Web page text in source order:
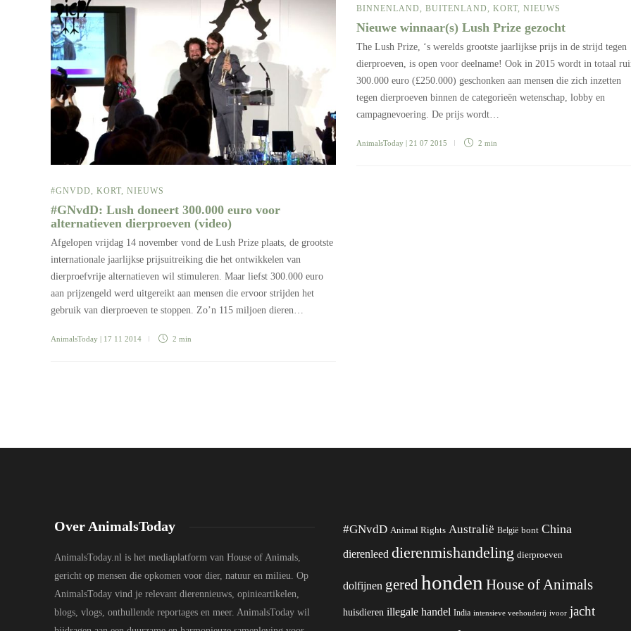
BINNENLAND, BUITENLAND, KORT, NIEUWS
Nieuwe winnaar(s) Lush Prize gezocht
The Lush Prize, ‘s werelds grootste jaarlijkse prijs in de strijd tegen
dierproeven, is open voor deelname! Ook in 2015 wordt in totaal
300.000 euro (£250.000) geschonken aan mensen die zich inzetten
tegen dierproeven binnen de categorieën wetenschap, lobby en
campagnevoering. De prijs wordt…
AnimalsToday | 21 07 2015 2 min
#GNVDD, KORT, NIEUWS
#GNvdD: Lush doneert 300.000 euro voor
alternatieven dierproeven (video)
Afgelopen vrijdag 14 november vond de Lush Prize plaats, de grootste
internationale jaarlijkse prijsuitreiking die het ontwikkelen van
dierproefvrije alternatieven wil stimuleren. Maar liefst 300.000 euro
aan prijzengeld werd uitgereikt aan mensen die ervoor strijden het
gebruik van dierproeven te stoppen. Zo’n 115 miljoen dieren…
AnimalsToday | 17 11 2014 2 min
Over AnimalsToday
AnimalsToday.nl is het mediaplatform van House of Animals,
gericht op mensen die opkomen voor dier, natuur en milieu. Op
AnimalsToday vind je relevant dierennieuws, opinieartikelen,
blogs, vlogs, onthullende reportages en meer. AnimalsToday wil
#GNvdD Animal Rights Australië België bont China
dierenleed dierenmishandeling dierproeven
dolfijnen geredhonden House of Animals
huisdieren illegale handel India intensieve veehouderij ivoor jacht